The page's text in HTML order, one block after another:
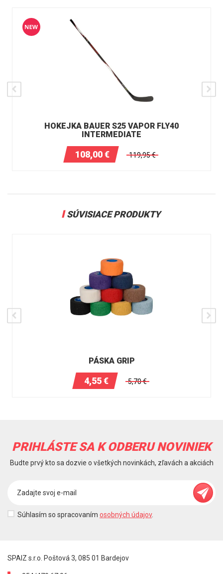
HOKEJKA BAUER S25 VAPOR FLY40
INTERMEDIATE
108,00€ 119,95€
SÚVISIACE PRODUKTY
PÁSKA GRIP
4,55€ 5,70€
PRIHLÁSTE SA K ODBERU NOVINIEK
Budte prvý kto sa dozvie o všetkých novinkách, zľavách a akciách
Súhlasím so spracovaním osobných údajov.
SPAIZ s.r.o. Poštová 3, 085 01 Bardejov